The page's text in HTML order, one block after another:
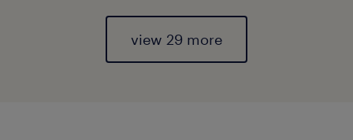
view 29 more